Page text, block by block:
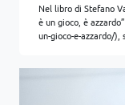
Nel libro di Stefano
è un gioco, è
un-gioco-e-azzardo/),